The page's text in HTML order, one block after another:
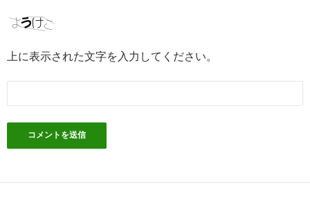
上に表示された文字を入力してください。